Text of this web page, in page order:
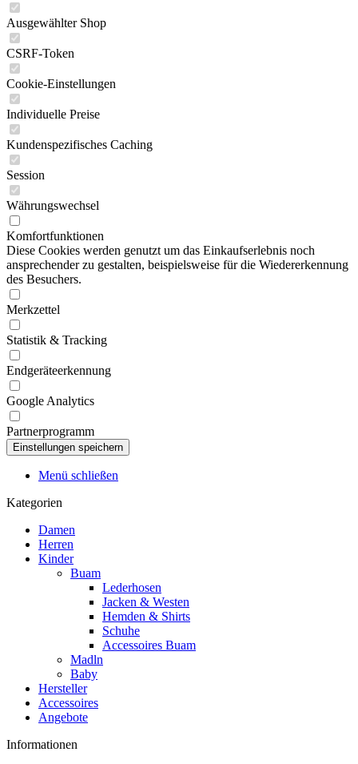
Ausgewählter Shop
CSRF-Token
Cookie-Einstellungen
Individuelle Preise
Kundenspezifisches Caching
Session
Währungswechsel
Komfortfunktionen
Diese Cookies werden genutzt um das Einkaufserlebnis noch
ansprechender zu gestalten, beispielsweise für die Wiedererkennung
des Besuchers.
Merkzettel
Statistik & Tracking
Endgeräteerkennung
Google Analytics
Partnerprogramm
Menü schließen
Kategorien
Damen
Herren
Kinder
Buam
Lederhosen
Jacken & Westen
Hemden & Shirts
Schuhe
Accessoires Buam
Madln
Baby
Hersteller
Accessoires
Angebote
Informationen